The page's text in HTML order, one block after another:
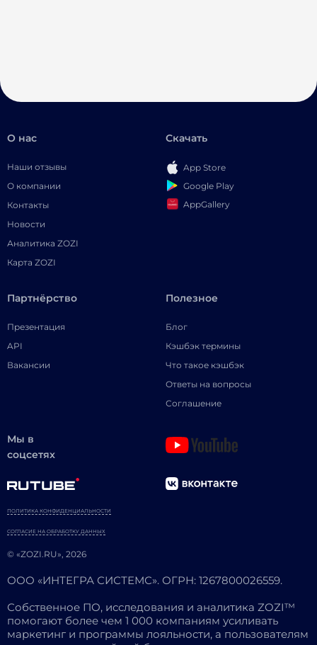
О нас
Наши отзывы
О компании
Контакты
Новости
Аналитика ZOZI
Карта ZOZI
Скачать
App Store
Google Play
AppGallery
Партнёрство
Презентация
API
Вакансии
Полезное
Блог
Кэшбэк термины
Что такое кэшбэк
Ответы на вопросы
Соглашение
Мы в
соцсетях
© «ZOZI.RU», 2026
ПОЛИТИКА КОНФИДЕНЦИАЛЬНОСТИ
СОГЛАСИЕ НА ОБРАБОТКУ ДАННЫХ
ООО «ИНТЕГРА СИСТЕМС». ОГРН: 1267800026559.
Собственное ПО, исследования и аналитика ZOZI™
помогают более чем 1 000 компаниям усиливать
маркетинг и программы лояльности, а пользователям